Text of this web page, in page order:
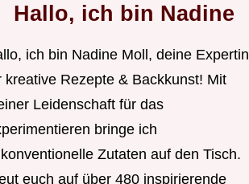
Hallo, ich bin Nadine
ich bin Nadine Moll, deine Expertin
kreative Rezepte & Backkunst! Mit
Leidenschaft für das
bringe ich
Zutaten auf den Tisch.
euch auf über 480 inspirierende